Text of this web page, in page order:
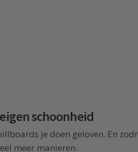
schoonheid
je doen geloven. En
meer manieren.